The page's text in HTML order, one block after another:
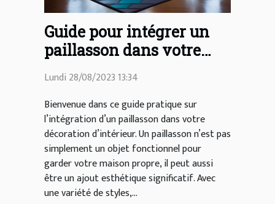
Guide pour intégrer un
paillasson dans votre
décoration d'intérieur
Lundi 28/08/2023 13:34
Bienvenue dans ce guide pratique sur
l’intégration d’un paillasson dans votre
décoration d’intérieur. Un paillasson n’est pas
simplement un objet fonctionnel pour
garder votre maison propre, il peut aussi
être un ajout esthétique significatif. Avec
une variété de styles,...